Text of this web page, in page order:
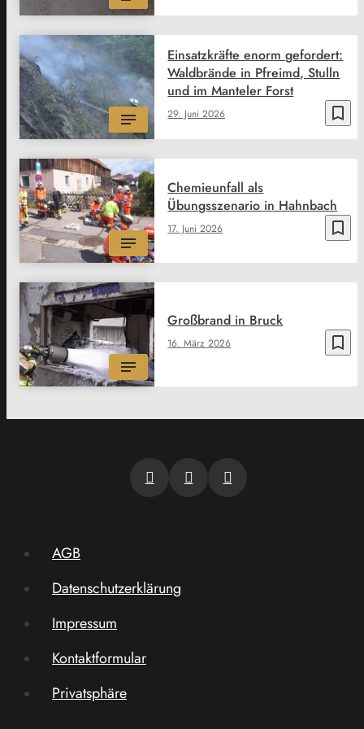
bookmark_border
29. Juni 2026
Einsatzkräfte enorm gefordert:
Waldbrände in Pfreimd, Stulln
und im Manteler Forst
bookmark_border
17. Juni 2026
Chemieunfall als
Übungsszenario in Hahnbach
bookmark_border
16. März 2026
Großbrand in Bruck
AGB
Datenschutzerklärung
Impressum
Kontaktformular
Privatsphäre